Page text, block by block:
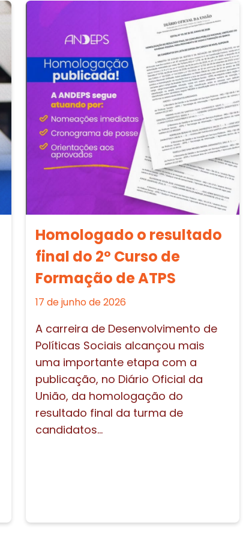
Homologado o resultado
final do 2º Curso de
Formação de ATPS
17 de junho de 2026
A carreira de Desenvolvimento de
Políticas Sociais alcançou mais
uma importante etapa com a
publicação, no Diário Oficial da
União, da homologação do
resultado final da turma de
candidatos...